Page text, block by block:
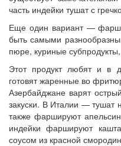
часть индейки тушат с
Еще один вариант —
быть самыми
пюре, куриные
Этот продукт любят и в
готовят жаренные во
Азербайджане варят
закуски. В Италии — тушат
также фаршируют
индейки фаршируют
соусом из красной